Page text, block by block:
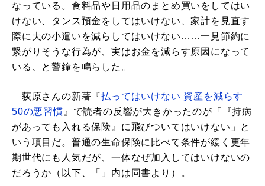
なっている。食料品や日用品のまとめ買いをしてはい
けない、タンス預金をしてはいけない、家計を見直す
際に夫の小遣いを減らしてはいけない……一見節約に
繋がりそうな行為が、実はお金を減らす原因になって
いる、と警鐘を鳴らした。
荻原さんの新著『払ってはいけない 資産を減らす
50の悪習慣 』で読者の反響が大きかったのが「『持病
があっても入れる保険』に飛びついてはいけない」と
いう項目だ。普通の生命保険に比べて条件が緩く更年
期世代にも人気だが、一体なぜ加入してはいけないの
だろうか（以下、「」内は同書より）。